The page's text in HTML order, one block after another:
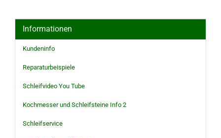
Informationen
Kundeninfo
Reparaturbeispiele
Schleifvideo You Tube
Kochmesser und Schleifsteine Info 2
Schleifservice